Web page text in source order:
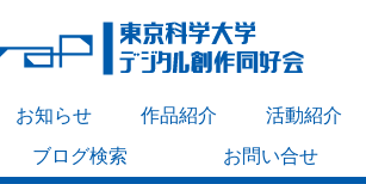
お知らせ 作品紹介
活動紹介
ブログ検索 お問い合せ